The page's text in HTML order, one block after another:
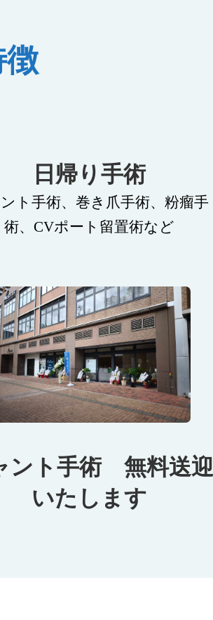
徴
日帰り手術
ト手術、巻き爪手術、粉瘤手
術、CVポート留置術など
ント手術 無料送迎
いたします